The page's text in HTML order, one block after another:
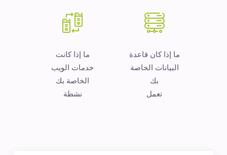
ما إذا كان قاعدة
البيانات الخاصة
بك
تعمل
ما إذا كانت
خدمات الويب
الخاصة بك
نشطة